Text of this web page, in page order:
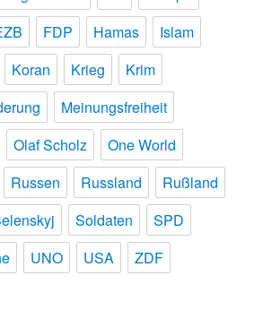
FDP Hamas
Islam
Koran Krieg
Krim
Meinungsfreiheit
Olaf Scholz
One World
Russen Russland
Rußland
Soldaten
SPD
UNO USA ZDF